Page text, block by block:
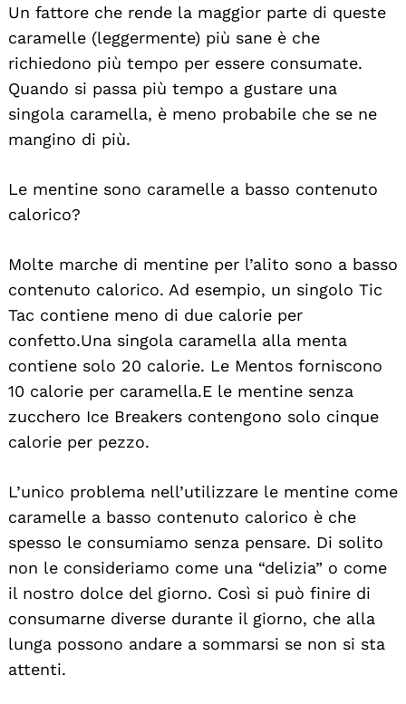
Un fattore che rende la maggior parte di queste
caramelle (leggermente) più sane è che
richiedono più tempo per essere consumate.
Quando si passa più tempo a gustare una
singola caramella, è meno probabile che se ne
mangino di più.
Le mentine sono caramelle a basso contenuto
calorico?
Molte marche di mentine per l’alito sono a basso
contenuto calorico. Ad esempio, un singolo Tic
Tac contiene meno di due calorie per
confetto. Una singola caramella alla menta
contiene solo 20 calorie. Le Mentos forniscono
10 calorie per caramella. E le mentine senza
zucchero Ice Breakers contengono solo cinque
calorie per pezzo.
L’unico problema nell’utilizzare le mentine come
caramelle a basso contenuto calorico è che
spesso le consumiamo senza pensare. Di solito
non le consideriamo come una “delizia” o come
il nostro dolce del giorno. Così si può finire di
consumarne diverse durante il giorno, che alla
lunga possono andare a sommarsi se non si sta
attenti.